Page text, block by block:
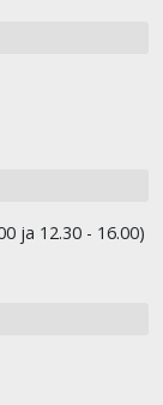
ja 12.30 - 16.00)